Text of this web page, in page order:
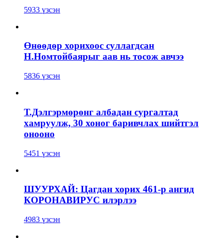
5933 үзсэн
Өнөөдөр хорихоос суллагдсан
Н.Номтойбаярыг аав нь тосож авчээ
5836 үзсэн
Т.Дэлгэрмөрөнг албадан сургалтад
хамруулж, 30 хоног баривчлах шийтгэл
онооно
5451 үзсэн
ШУУРХАЙ: Цагдан хорих 461-р ангид
КОРОНАВИРУС илэрлээ
4983 үзсэн